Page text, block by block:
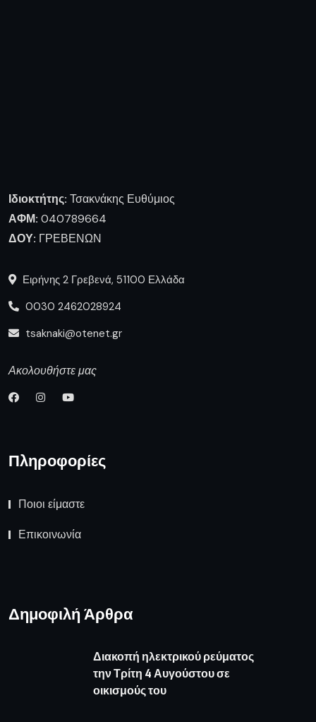
Ιδιοκτήτης: Τσακνάκης Ευθύμιος
ΑΦΜ: 040789664
ΔΟΥ: ΓΡΕΒΕΝΩΝ
Ειρήνης 2 Γρεβενά, 51100 Ελλάδα
0030 2462028924
tsaknaki@otenet.gr
Ακολουθήστε μας
Πληροφορίες
Ποιοι είμαστε
Επικοινωνία
Δημοφιλή Άρθρα
Διακοπή ηλεκτρικού ρεύματος
την Τρίτη 4 Αυγούστου σε
οικισμούς του